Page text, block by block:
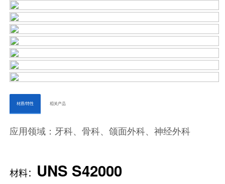
ㅤㅤ材质/特性ㅤㅤ ㅤㅤ相关产品ㅤㅤㅤ